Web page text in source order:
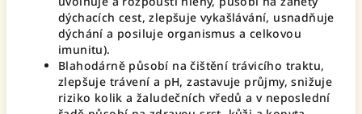
dýchacích cest, zlepšuje vykašlávání, usnadňuje
dýchání a posiluje organismus a celkovou
imunitu).
Blahodárně působí na čištění trávicího traktu,
zlepšuje trávení a pH, zastavuje průjmy, snižuje
riziko kolik a žaludečních vředů a v neposlední